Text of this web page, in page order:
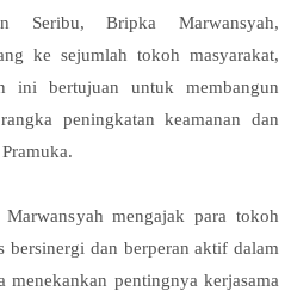
Seribu, Bripka Marwansyah,
ke sejumlah tokoh masyarakat,
ini bertujuan untuk membangun
peningkatan keamanan dan
mengajak para tokoh
bersinergi dan berperan aktif dalam
pentingnya kerjasama